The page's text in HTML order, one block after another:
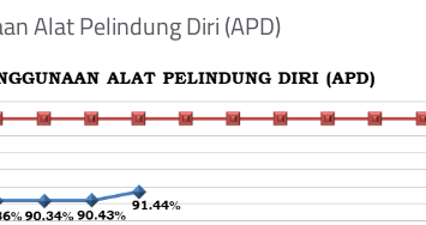
Alat Pelindung Diri (APD)